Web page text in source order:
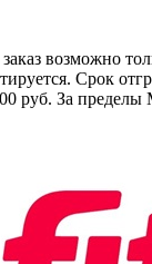
возможно
Срок
За пределы